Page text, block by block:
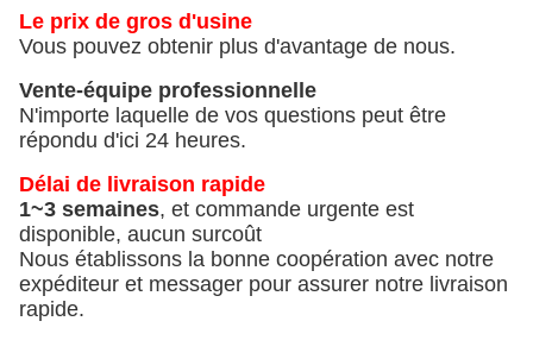
Le prix de gros d'usine
Vous pouvez obtenir plus d'avantage de nous.
Vente-équipe professionnelle
N'importe laquelle de vos questions peut être
répondu d'ici 24 heures.
Délai de livraison rapide
1~3 semaines, et commande urgente est
disponible, aucun surcoût
Nous établissons la bonne coopération avec notre
expéditeur et messager pour assurer notre livraison
rapide.